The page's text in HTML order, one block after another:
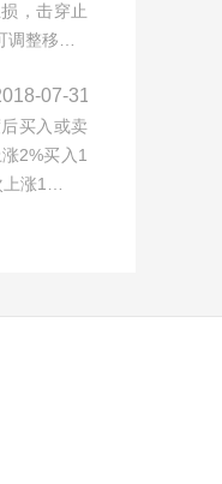
，击穿止
调整移…
07-31
买入或卖
2%买入1
涨1…